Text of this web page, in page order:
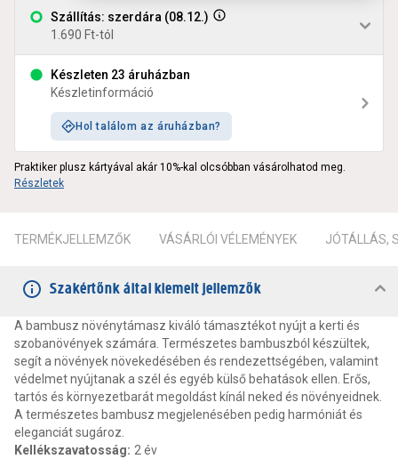
Szállítás: szerdára (08.12.)
1.690 Ft-tól
Készleten 23 áruházban
Készletinformáció
Hol találom az áruházban?
Praktiker plusz kártyával akár 10%-kal olcsóbban vásárolhatod meg.
Részletek
TERMÉKJELLEMZŐK VÁSÁRLÓI VÉLEMÉNYEK JÓTÁLLÁS,
Szakértőnk által kiemelt jellemzők
A bambusz növénytámasz kiváló támasztékot nyújt a kerti és
szobanövények számára. Természetes bambuszból készültek,
segít a növények növekedésében és rendezettségében, valamint
védelmet nyújtanak a szél és egyéb külső behatások ellen. Erős,
tartós és környezetbarát megoldást kínál neked és növényeidnek.
A természetes bambusz megjelenésében pedig harmóniát és
eleganciát sugároz.
Kellékszavatosság: 2 év